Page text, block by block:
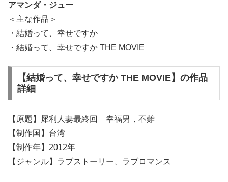
アマンダ・ジュー
＜主な作品＞
・結婚って、幸せですか
・結婚って、幸せですか THE MOVIE
【結婚って、幸せですか THE MOVIE】の作品
詳細
【原題】犀利人妻最終回 幸福男，不難
【制作国】台湾
【制作年】2012年
【ジャンル】ラブストーリー、ラブロマンス